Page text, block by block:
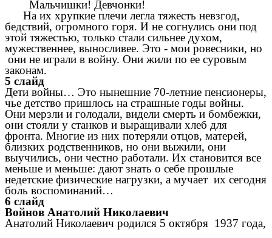
Мальчишки! Девчонки!
На их хрупкие плечи легла тяжесть невзгод,
бедствий, огромного горя. И не согнулись они под
этой тяжестью, только стали сильнее духом,
мужественнее, выносливее. Это - мои ровесники, но
они не играли в войну. Они жили по ее суровым
законам.
5 слайд
Дети войны… Это нынешние 70-летние пенсионеры,
чье детство пришлось на страшные годы войны.
Они мерзли и голодали, видели смерть и бомбежки,
они стояли у станков и выращивали хлеб для
фронта. Многие из них потеряли отцов, матерей,
близких родственников, но они выжили, они
выучились, они честно работали. Их становится все
меньше и меньше: дают знать о себе прошлые
недетские физические нагрузки, а мучает их сегодня
боль воспоминаний…
6 слайд
Войнов Анатолий Николаевич
Анатолий Николаевич родился 5 октября 1937 года,